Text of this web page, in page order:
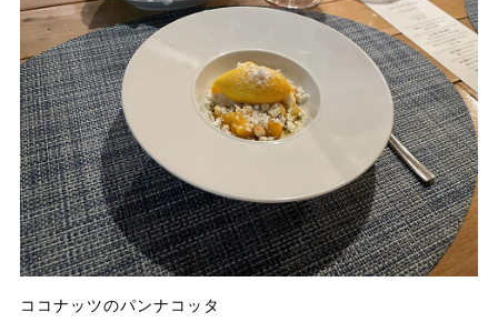
ココナッツのパンナコッタ